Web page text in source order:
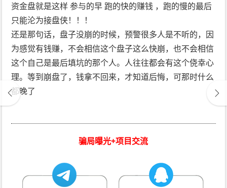
资金盘就是这样 参与的早 跑的快的赚钱 ，跑的慢的最后
只能沦为接盘侠！！！
还是那句话，盘子没崩的时候，预警很多人是不听的，因
为感觉有钱赚，不会相信这个盘子这么快崩，也不会相信
这个自己是最后填坑的那个人。人往往都会有这个侥幸心
理。等到崩盘了，钱拿不回来，才知道后悔，可那时什么
都晚了
骗局曝光+项目交流